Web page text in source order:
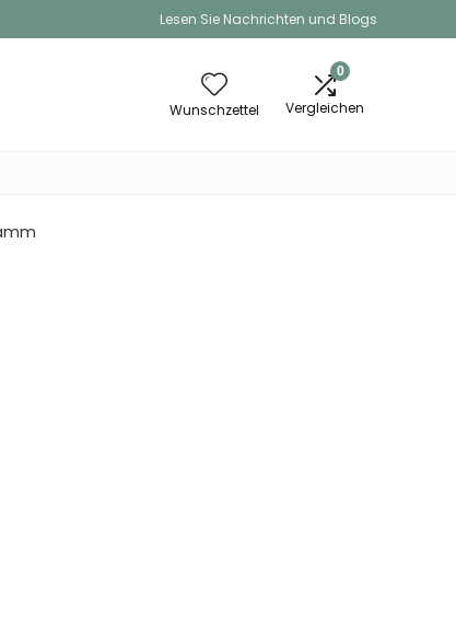
Lesen Sie Nachrichten und Blogs
Wunschzettel
0
Vergleichen